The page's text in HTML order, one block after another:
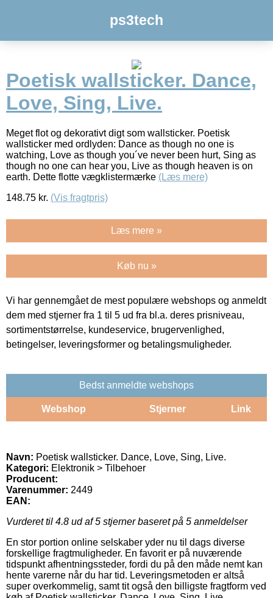
ps3tech
Poetisk wallsticker. Dance,
Love, Sing, Live.
Meget flot og dekorativt digt som wallsticker. Poetisk
wallsticker med ordlyden: Dance as though no one is
watching, Love as though you´ve never been hurt, Sing as
though no one can hear you, Live as though heaven is on
earth. Dette flotte vægklistermærke (Læs mere)
148.75 kr. (Vis fragtpris)
Læs mere »
Køb nu »
Vi har gennemgået de mest populære webshops og anmeldt
dem med stjerner fra 1 til 5 ud fra bl.a. deres prisniveau,
sortimentstørrelse, kundeservice, brugervenlighed,
betingelser, leveringsformer og betalingsmuligheder.
Bedst anmeldte webshops
Webshop Stjerner Link
Navn: Poetisk wallsticker. Dance, Love, Sing, Live.
Kategori: Elektronik > Tilbehoer
Producent:
Varenummer: 2449
EAN:
Vurderet til 4.8 ud af 5 stjerner baseret på 5 anmeldelser
En stor portion online selskaber yder nu til dags diverse
forskellige fragtmuligheder. En favorit er på nuværende
tidspunkt afhentningssteder, fordi du på den måde nemt kan
hente varerne når du har tid. Leveringsmetoden er altså
super overkommelig, samt tit også den billigste fragtform ved